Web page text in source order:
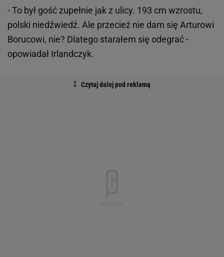
- To był gość zupełnie jak z ulicy. 193 cm wzrostu,
polski niedźwiedź. Ale przecież nie dam się Arturowi
Borucowi, nie? Dlatego starałem się odegrać -
opowiadał Irlandczyk.